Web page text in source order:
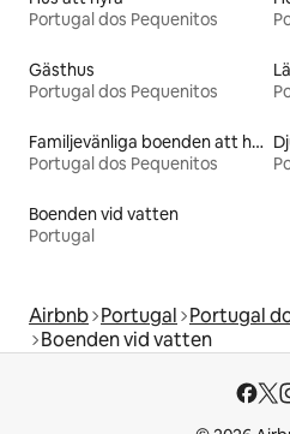
Portugal dos Pequenitos
Gästhus
Portugal dos Pequenitos
Familjevänliga boenden att hyra
Portugal dos Pequenitos
Boenden vid vatten
Portugal
Airbnb Portugal Portugal
Boenden vid vatten